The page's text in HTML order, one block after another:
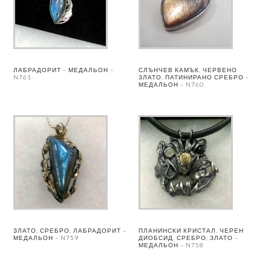
ЛАБРАДОРИТ – МЕДАЛЬОН –
N761
СЛЪНЧЕВ КАМЪК, ЧЕРВЕНО
ЗЛАТО, ПАТИНИРАНО СРЕБРО –
МЕДАЛЬОН – N760
ЗЛАТО, СРЕБРО, ЛАБРАДОРИТ –
МЕДАЛЬОН – N759
ПЛАНИНСКИ КРИСТАЛ, ЧЕРЕН
ДИОБСИД, СРЕБРО, ЗЛАТО –
МЕДАЛЬОН – N758